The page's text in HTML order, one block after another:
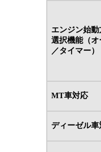
エンジン始動
選択機能（オ
／タイマー）
MT車対応
ディーゼル車